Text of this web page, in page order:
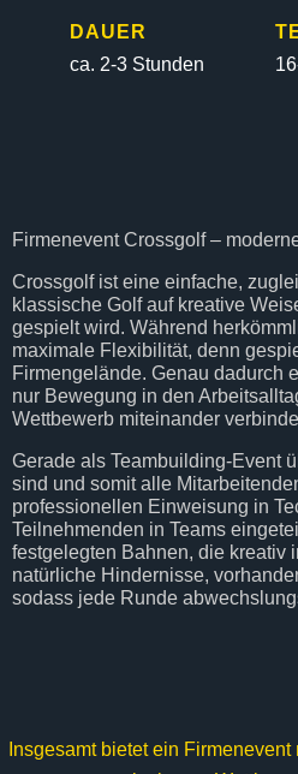
DAUER
ca. 2-3 Stunden
Firmenevent Crossgolf –
Crossgolf ist eine einfache,
klassische Golf auf kreative
gespielt wird. Während
maximale Flexibilität, denn
Firmengelände. Genau dadurch
nur Bewegung in den
Wettbewerb miteinander
Gerade als Teambuilding-Event
sind und somit alle
professionellen Einweisung in
Teilnehmenden in Teams
festgelegten Bahnen, die kreativ
natürliche Hindernisse,
sodass jede Runde
Insgesamt bietet ein